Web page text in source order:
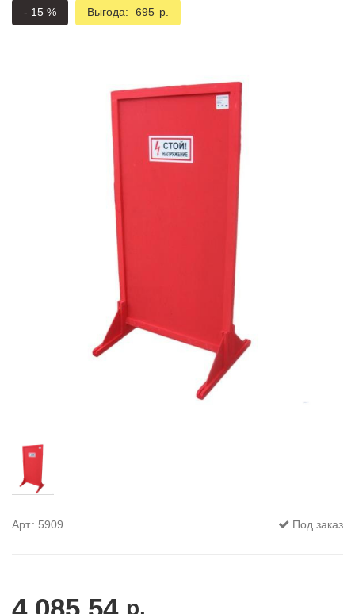
- 15 % Выгода: 695 р.
Арт.: 5909 Под заказ
р.